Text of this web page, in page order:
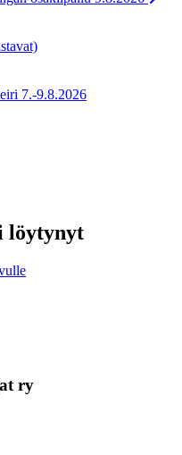
7.-9.8.2026
löytynyt
ry